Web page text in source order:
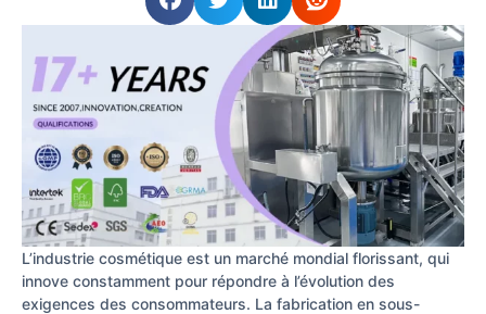
L’industrie cosmétique est un marché mondial florissant, qui
innove constamment pour répondre à l’évolution des
exigences des consommateurs. La fabrication en sous-